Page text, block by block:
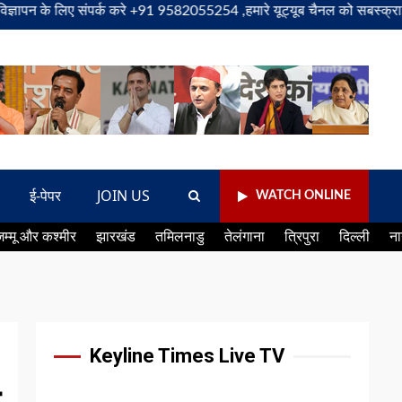
संपर्क करे +91 9582055254 ,हमारे यूट्यूब चैनल को सबस्क्राइब करें,
ई-पेपर JOIN US WATCH ONLINE
और कश्मीर झारखंड तमिलनाडु तेलंगाना त्रिपुरा दिल्ली
Keyline Times Live TV